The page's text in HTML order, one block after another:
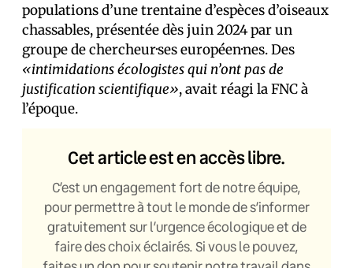
populations d’une trentaine d’espèces d’oiseaux
chassables, présentée dès juin 2024 par un
groupe de chercheur·ses européen·nes. Des
«intimidations écologistes qui n’ont pas de
justification scientifique», avait réagi la FNC à
l’époque.
Cet article est en accès libre.
C’est un engagement fort de notre équipe,
pour permettre à tout le monde de s’informer
gratuitement sur l’urgence écologique et de
faire des choix éclairés. Si vous le pouvez,